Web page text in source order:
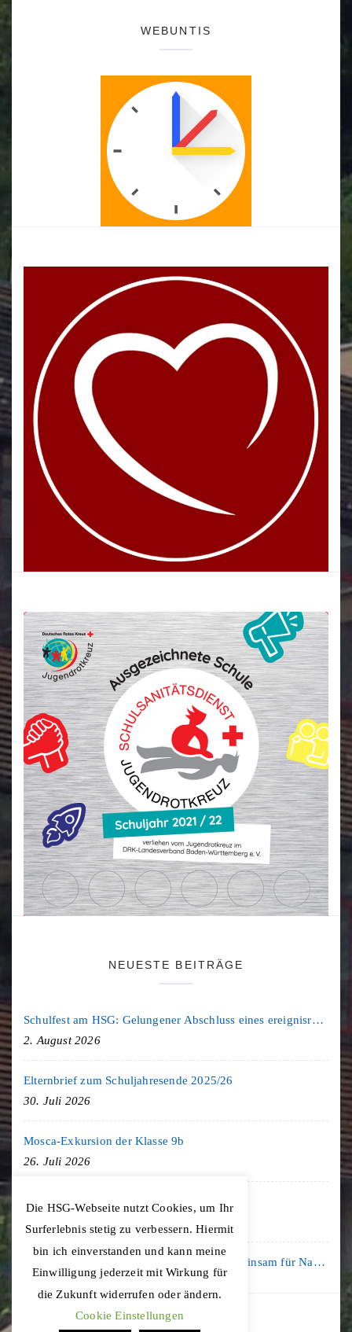
WEBUNTIS
NEUESTE BEITRÄGE
Schulfest am HSG: Gelungener Abschluss eines ereignisreichen Schuljahres
2. August 2026
Elternbrief zum Schuljahresende 2025/26
30. Juli 2026
Mosca-Exkursion der Klasse 9b
26. Juli 2026
Freiburg-Exkursion des Geschichte LK
20. Juli 2026
Kooperation mit der KLIMA ARENA: Gemeinsam für Nachhaltigkeit und Klimaschutz
16. Juli 2026
Die HSG-Webseite nutzt Cookies, um Ihr
Surferlebnis stetig zu verbessern. Hiermit
bin ich einverstanden und kann meine
Einwilligung jederzeit mit Wirkung für
die Zukunft widerrufen oder ändern.
Cookie Einstellungen